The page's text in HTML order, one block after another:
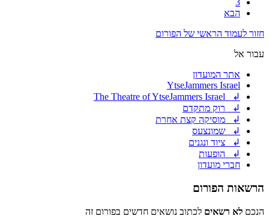
3
הבא
חזור לעמוד הראשי של הפורום
עבור אל
אתר המועדון
YtseJammers Israel
↲ The Theatre of YtseJammers Israel
↲ רוק מתקדם
↲ מוסיקה קצת אחרת
↲ שמונצעס
↲ ציוד ונגנים
↲ הופעות
חברי מועדון
הרשאות הפורום
הנכם לא רשאים לכתוב נושאים חדשים בפורום זה